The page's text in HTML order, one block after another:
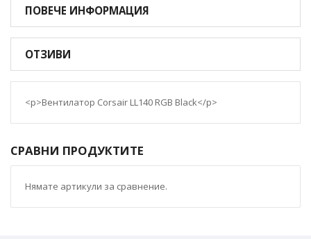
ПОВЕЧЕ ИНФОРМАЦИЯ
ОТЗИВИ
<p>Вентилатор Corsair LL140 RGB Black</p>
СРАВНИ ПРОДУКТИТЕ
Нямате артикули за сравнение.